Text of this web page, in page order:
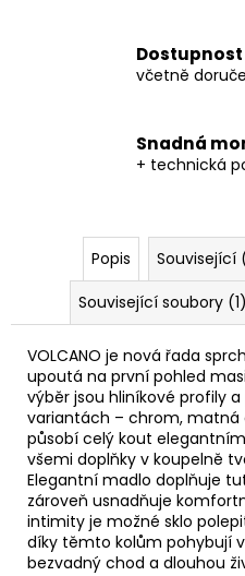
včetně
Snadná
+ technická
Popis Související
Související soubory (1)
VOLCANO je nová řada
upoutá na první pohled
výběr jsou hliníkové profily
variantách – chrom, matná
působí celý kout
všemi doplňky v koupelně
Elegantní madlo doplňuje
zároveň usnadňuje
intimity je možné sklo
díky těmto kolům pohybují
bezvadný chod a dlouhou